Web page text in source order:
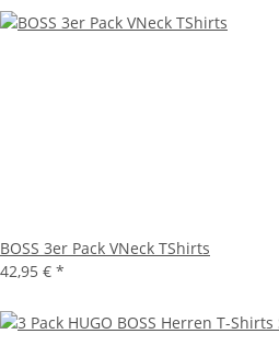
BOSS 3er Pack VNeck TShirts
42,95 € *